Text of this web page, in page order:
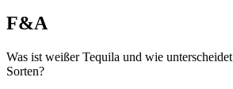
F&A
Was ist weißer Tequila und wie
Sorten?